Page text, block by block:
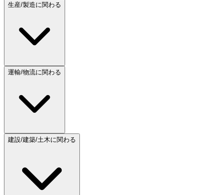
生産/製造に関わる
運輸/物流に関わる
建設/建築/土木に関わる